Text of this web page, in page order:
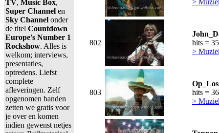
TV, Music Box,
Super Channel en
Sky Channel onder
de titel Countdown
Europe's Number 1
Rockshow. Alles is
welkom; interviews,
presentaties,
optredens. Liefst
complete
afleveringen. Zelf
opgenomen banden
zetten we gratis voor
je over en komen
indien gewenst netjes
>
802
hits =
>
803
hits =
>